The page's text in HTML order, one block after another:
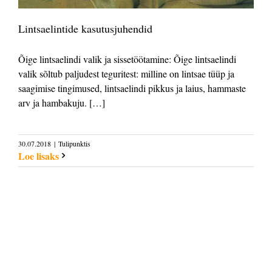
Lintsaelintide kasutusjuhendid
Õige lintsaelindi valik ja sissetöötamine: Õige lintsaelindi
valik sõltub paljudest teguritest: milline on lintsae tüüp ja
saagimise tingimused, lintsaelindi pikkus ja laius, hammaste
arv ja hambakuju. […]
30.07.2018 | Tulipunktis
Loe lisaks